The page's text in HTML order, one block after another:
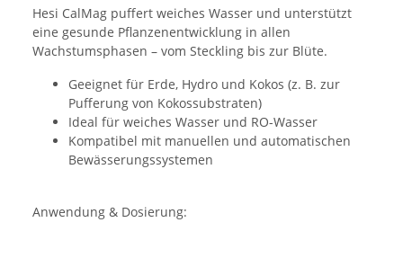
Hesi CalMag puffert weiches Wasser und unterstützt
eine gesunde Pflanzenentwicklung in allen
Wachstumsphasen – vom Steckling bis zur Blüte.
Geeignet für Erde, Hydro und Kokos (z. B. zur
Pufferung von Kokossubstraten)
Ideal für weiches Wasser und RO-Wasser
Kompatibel mit manuellen und automatischen
Bewässerungssystemen
Anwendung & Dosierung: